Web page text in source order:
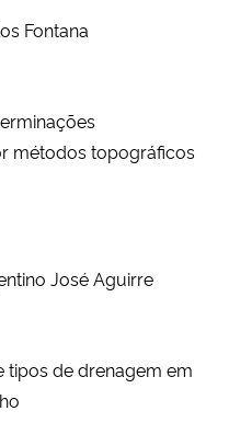
Fontana
métodos topográficos
José Aguirre
tipos de drenagem em